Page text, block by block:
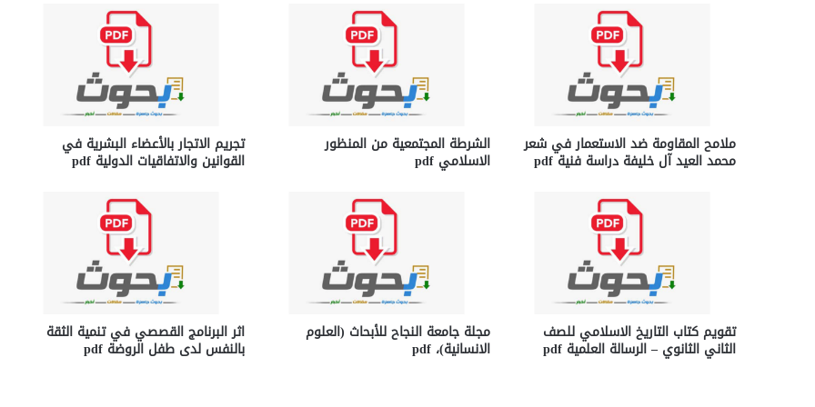
ملامح المقاومة ضد الاستعمار في شعر
محمد العید آل خلیفة دراسة فنية pdf
الشرطة المجتمعية من المنظور
الاسلامي pdf
تجريم الاتجار بالأعضاء البشرية في
القوانين والاتفاقيات الدولية pdf
تقويم كتاب التاريخ الاسلامي للصف
الثاني الثانوي – الرسالة العلمية pdf
مجلة جامعة النجاح للأبحاث (العلوم
الانسانية)، pdf
اثر البرنامج القصصي في تنمية الثقة
بالنفس لدى طفل الروضة pdf